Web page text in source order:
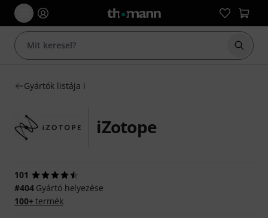
Gyártók listája i
iZotope
101
#404Gyártó helyezése
100+termék